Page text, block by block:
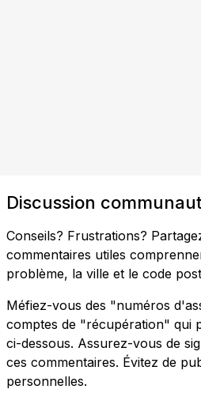
Discussion
Conseils? Frustrations?
commentaires utiles
problème, la ville et le code
Méfiez-vous des "numéros
comptes de "récupération" qui
ci-dessous. Assurez-vous de
ces commentaires. Évitez de
personnelles.